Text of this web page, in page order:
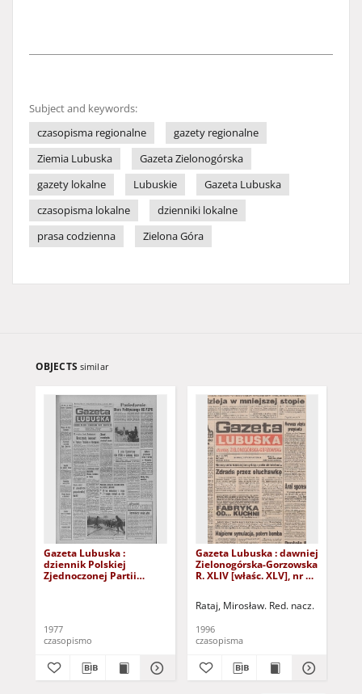
Subject and keywords:
czasopisma regionalne
gazety regionalne
Ziemia Lubuska
Gazeta Zielonogórska
gazety lokalne
Lubuskie
Gazeta Lubuska
czasopisma lokalne
dzienniki lokalne
prasa codzienna
Zielona Góra
OBJECTS similar
Gazeta Lubuska :
dziennik Polskiej
Zjednoczonej Partii
1977
czasopismo
Gazeta Lubuska : dawniej
Zielonogórska-Gorzowska
R. XLIV [właśc. XLV], nr 52
Rataj, Mirosław. Red. nacz.
1996
czasopisma